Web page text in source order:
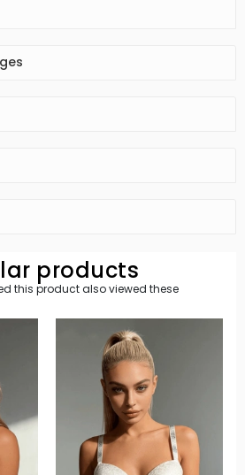
products
this product also viewed these